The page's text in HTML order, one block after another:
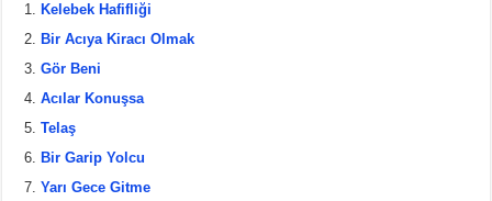
e
b
o
o
k
er e
Kelebek Hafifliği
Bir Acıya Kiracı Olmak
Gör Beni
Acılar Konuşsa
Telaş
Bir Garip Yolcu
Yarı Gece Gitme